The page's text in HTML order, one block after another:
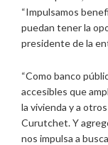
“Impulsamos
puedan tener la
presidente de la
“Como banco
accesibles que
la vivienda y a
Curutchet. Y
nos impulsa a